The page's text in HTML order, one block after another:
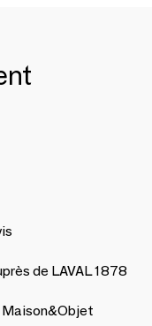
de LAVAL 1878
Maison&Objet